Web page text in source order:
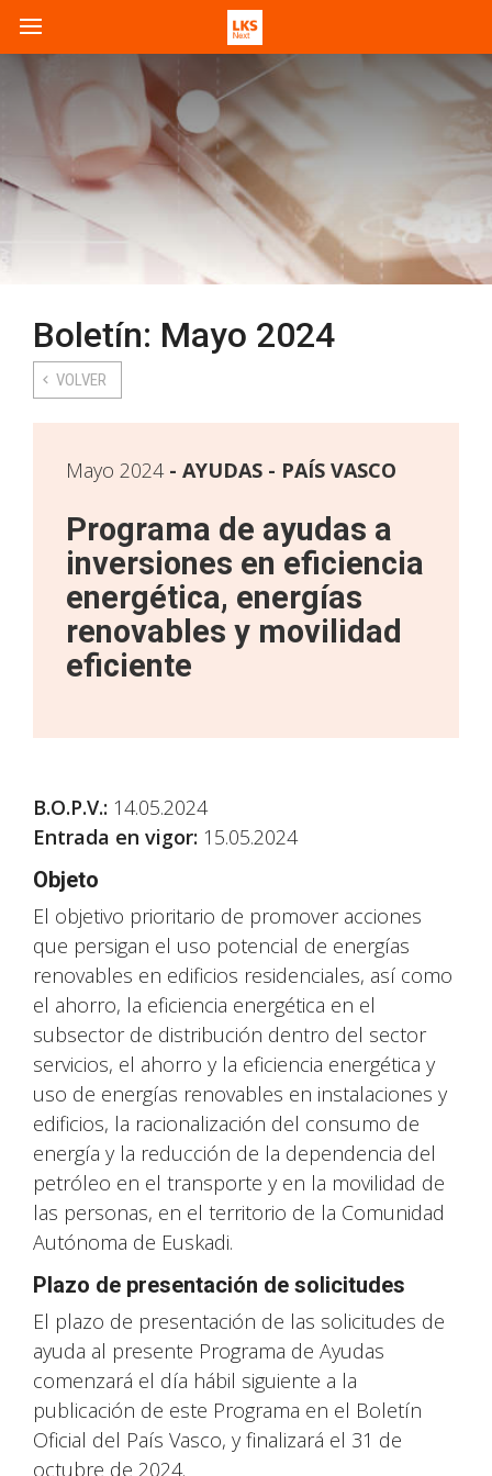
Boletín: Mayo 2024
VOLVER
Mayo 2024 AYUDAS - PAÍS VASCO
Programa de ayudas a
inversiones en eficiencia
energética, energías
renovables y movilidad
eficiente
B.O.P.V.: 14.05.2024
Entrada en vigor: 15.05.2024
Objeto
El objetivo prioritario de promover acciones
que persigan el uso potencial de energías
renovables en edificios residenciales, así como
el ahorro, la eficiencia energética en el
subsector de distribución dentro del sector
servicios, el ahorro y la eficiencia energética y
uso de energías renovables en instalaciones y
edificios, la racionalización del consumo de
energía y la reducción de la dependencia del
petróleo en el transporte y en la movilidad de
las personas, en el territorio de la Comunidad
Autónoma de Euskadi.
Plazo de presentación de solicitudes
El plazo de presentación de las solicitudes de
ayuda al presente Programa de Ayudas
comenzará el día hábil siguiente a la
publicación de este Programa en el Boletín
Oficial del País Vasco, y finalizará el 31 de
octubre de 2024.